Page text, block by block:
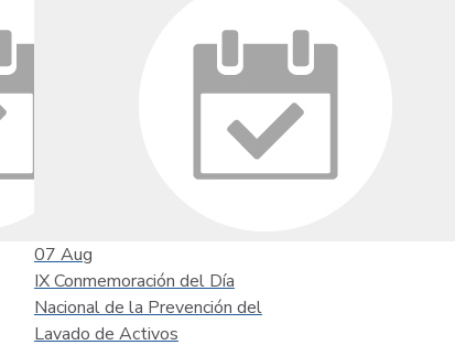
07 Aug
IX Conmemoración del Día
Nacional de la Prevención del
Lavado de Activos